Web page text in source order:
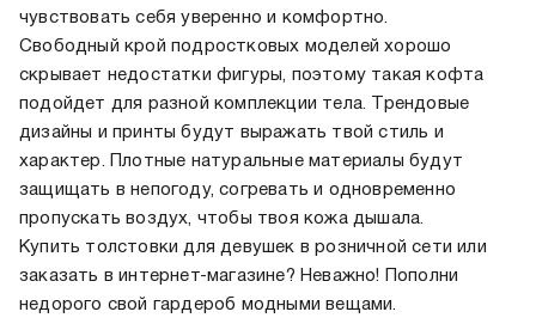
чувствовать себя уверенно и комфортно.
Свободный крой подростковых моделей хорошо
скрывает недостатки фигуры, поэтому такая кофта
подойдет для разной комплекции тела. Трендовые
дизайны и принты будут выражать твой стиль и
характер. Плотные натуральные материалы будут
защищать в непогоду, согревать и одновременно
пропускать воздух, чтобы твоя кожа дышала.
Купить толстовки для девушек в розничной сети или
заказать в интернет-магазине? Неважно! Пополни
недорого свой гардероб модными вещами.